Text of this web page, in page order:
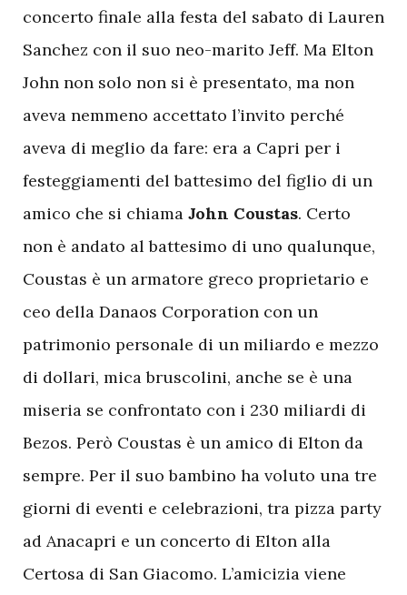
concerto finale alla festa del sabato di Lauren
Sanchez con il suo neo-marito Jeff. Ma Elton
John non solo non si è presentato, ma non
aveva nemmeno accettato l’invito perché
aveva di meglio da fare: era a Capri per i
festeggiamenti del battesimo del figlio di un
amico che si chiama John Coustas. Certo
non è andato al battesimo di uno qualunque,
Coustas è un armatore greco proprietario e
ceo della Danaos Corporation con un
patrimonio personale di un miliardo e mezzo
di dollari, mica bruscolini, anche se è una
miseria se confrontato con i 230 miliardi di
Bezos. Però Coustas è un amico di Elton da
sempre. Per il suo bambino ha voluto una tre
giorni di eventi e celebrazioni, tra pizza party
ad Anacapri e un concerto di Elton alla
Certosa di San Giacomo. L’amicizia viene